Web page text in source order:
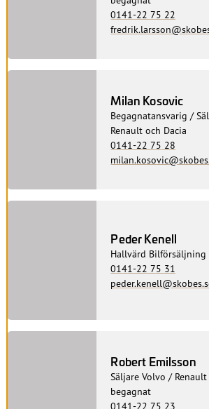
0141-22 75 22
Milan Kosovic
Begagnatansvarig /
Renault och Dacia
0141-22 75 28
Peder Kenell
Hallvärd Bilförsäljning
0141-22 75 31
Robert Emilsson
Säljare Volvo /
begagnat
0141-22 75 23